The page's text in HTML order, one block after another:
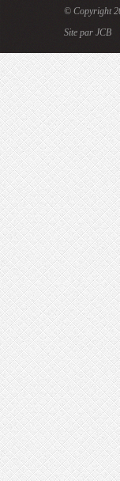
© Copyright
Site par JCB